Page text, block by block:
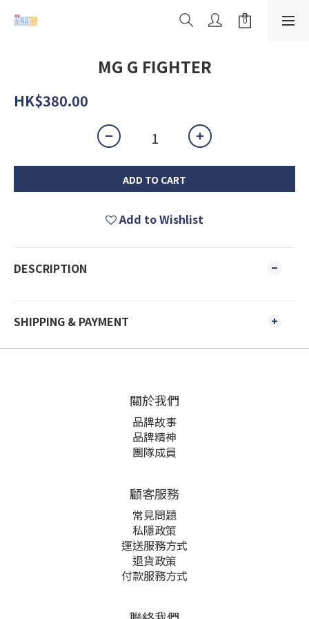
MG G FIGHTER
HK$380.00
ADD TO CART
Add to Wishlist
DESCRIPTION
SHIPPING & PAYMENT
關於我們
品牌故事
品牌精神
團隊成員
顧客服務
常見問題
私隱政策
運送服務方式
退貨政策
付款服務方式